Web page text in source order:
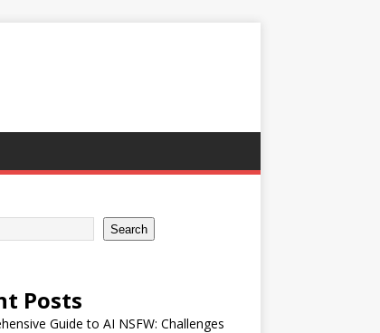
Search
Posts
Guide to AI NSFW: Challenges